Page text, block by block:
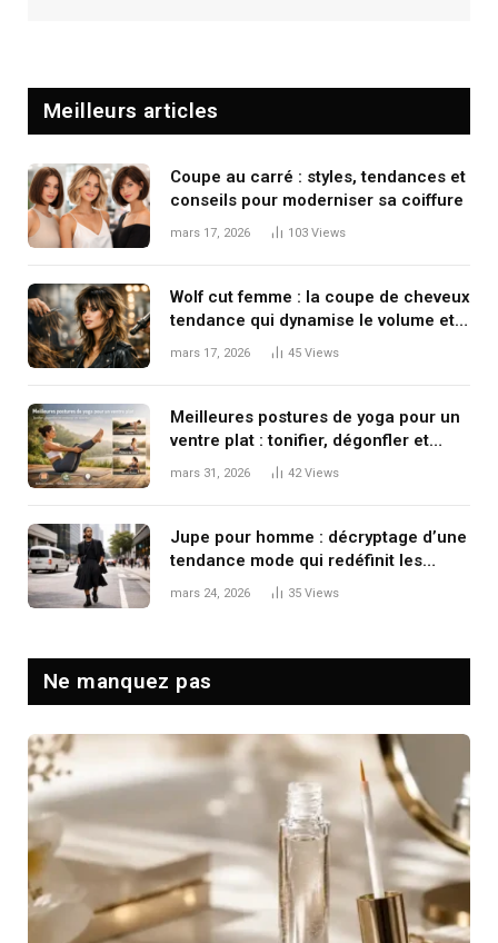
Meilleurs articles
Coupe au carré : styles, tendances et
conseils pour moderniser sa coiffure
mars 17, 2026 103 Views
Wolf cut femme : la coupe de cheveux
tendance qui dynamise le volume et
le mouvement
mars 17, 2026 45 Views
Meilleures postures de yoga pour un
ventre plat : tonifier, dégonfler et
renforcer en douceur
mars 31, 2026 42Views
Jupe pour homme : décryptage d’une
tendance mode qui redéfinit les
codes masculins
mars 24, 2026 35 Views
Ne manquez pas